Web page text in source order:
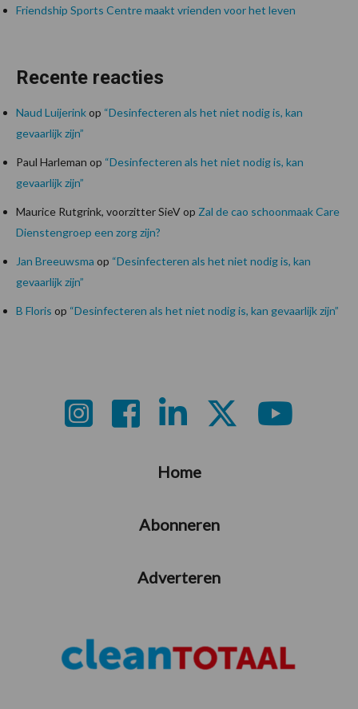
Friendship Sports Centre maakt vrienden voor het leven
Recente reacties
Naud Luijerinkop “Desinfecteren als het niet nodig is, kan
gevaarlijk zijn”
Paul Harleman op “Desinfecteren als het niet nodig is, kan
gevaarlijk zijn”
Maurice Rutgrink, voorzitter SieVop Zal de cao schoonmaak Care
Dienstengroep een zorg zijn?
Jan Breeuwsma op “Desinfecteren als het niet nodig is, kan
gevaarlijk zijn”
B Floris op “Desinfecteren als het niet nodig is, kan gevaarlijk zijn”
Home
Abonneren
Adverteren